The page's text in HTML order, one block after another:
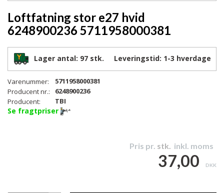
Loftfatning stor e27 hvid
6248900236 5711958000381
Lager antal: 97 stk. Leveringstid: 1-3 hverdage
Varenummer:
5711958000381
Producent nr.:
6248900236
Producent:
TBI
Se fragtpriser
Pris pr. stk. inkl. moms
37,00 DKK